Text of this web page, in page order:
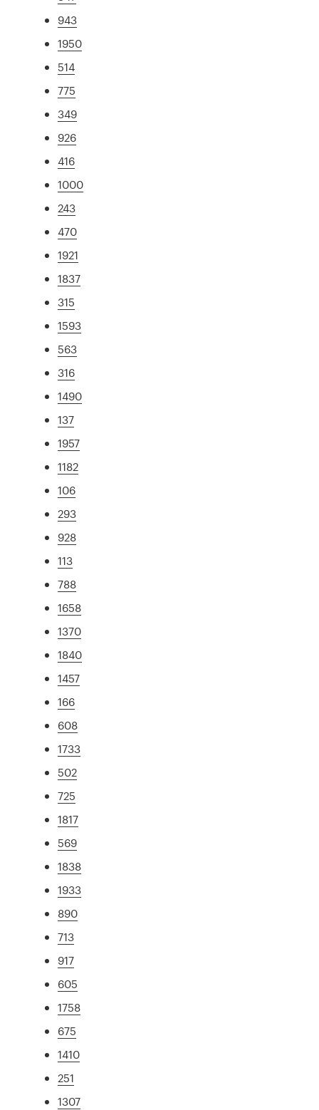
943
1950
514
775
349
926
416
1000
243
470
1921
1837
315
1593
563
316
1490
137
1957
1182
106
293
928
113
788
1658
1370
1840
1457
166
608
1733
502
725
1817
569
1838
1933
890
713
917
605
1758
675
1410
251
1307